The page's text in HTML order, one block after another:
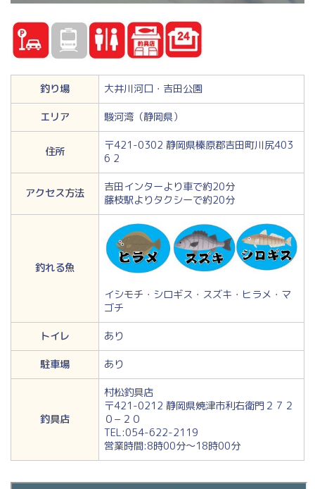
釣り場
大井川河口・吉田公園
エリア
駿河湾（静岡県）
住所
〒421-0302 静岡県榛原郡吉田町川尻403
6 2
アクセス方法
吉田インターより車で約20分
藤枝駅よりタクシーで約20分
釣れる魚
イシモチ・シロギス・スズキ・ヒラメ・マ
ゴチ
トイレ
あり
駐車場
あり
釣具店
村松釣具店
〒421-0212 静岡県焼津市利右衛門２７２
０−２０
TEL:054-622-2119
営業時間:8時00分～18時00分